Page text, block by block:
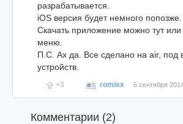
разрабатывается.
iOS версия будет немного попозже.
Скачать приложение можно тут
меню.
П.С. Ах да. Все сделано на air, под
устройств.
+3 romixx 6 сентября
Комментарии (2)